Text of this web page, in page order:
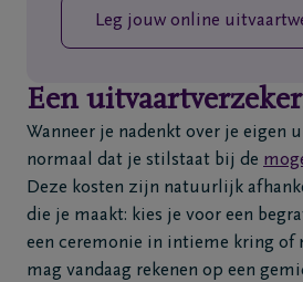
Leg jouw online
Een
Wanneer je nadenkt over je eigen
normaal dat je stilstaat bij de
Deze kosten zijn natuurlijk
die je maakt: kies je voor een
een ceremonie in intieme kring of
mag vandaag rekenen op een